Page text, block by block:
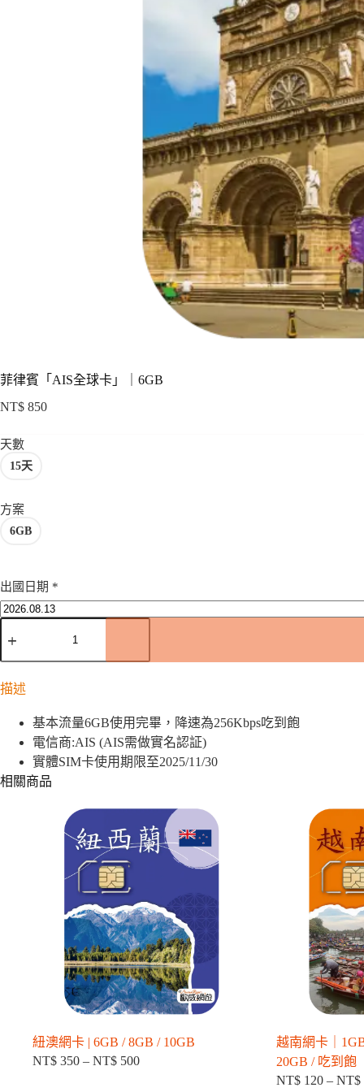
菲律賓「AIS全球卡」｜6GB
NT$ 850
天數
15天
方案
6GB
出國日期 *
律
賓
全
卡」
6GB
數
描述
基本流量6GB使用完畢，降速為256Kbps吃到飽
電信商:AIS (AIS需做實名認証)
實體SIM卡使用期限至2025/11/30
相關商品
紐澳網卡 | 6GB / 8GB / 10GB
NT$ 350 – NT$ 500價
越南網卡｜
20GB / 吃到飽
NT$120 – NT$